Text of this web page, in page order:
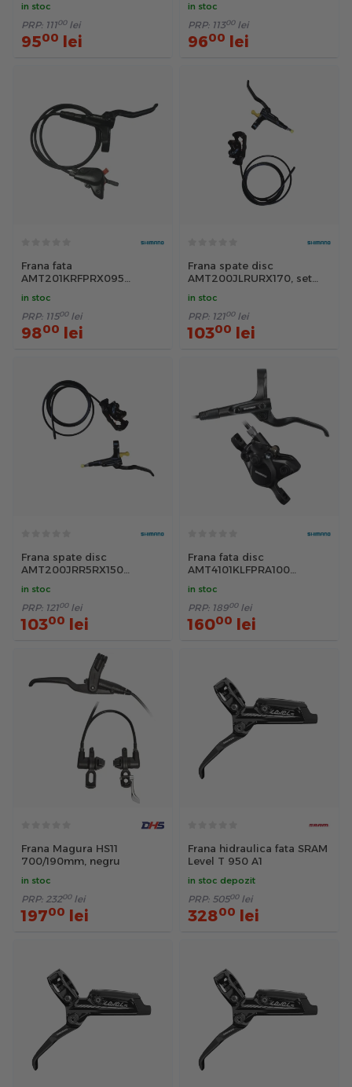
negru
in stoc
PRP: 11100 lei
9500 lei
in stoc
PRP: 11300 lei
9600 lei
Frana fata
AMT201KRFPRX095
in stoc
PRP: 11500 lei
9800 lei
Frana spate disc
AMT200JLRURX170, set
etrier, 1700mm, negru
in stoc
PRP: 12100 lei
10300 lei
Frana spate disc
AMT200JRR5RX150
negru
in stoc
PRP: 12100 lei
10300 lei
Frana fata disc
AMT4101KLFPRA100
in stoc
PRP: 18900 lei
16000 lei
Frana Magura HS11
700/190mm, negru
in stoc
PRP: 23200 lei
19700 lei
Frana hidraulica fata SRAM
Level T 950 A1
in stoc depozit
PRP: 50500 lei
32800 lei